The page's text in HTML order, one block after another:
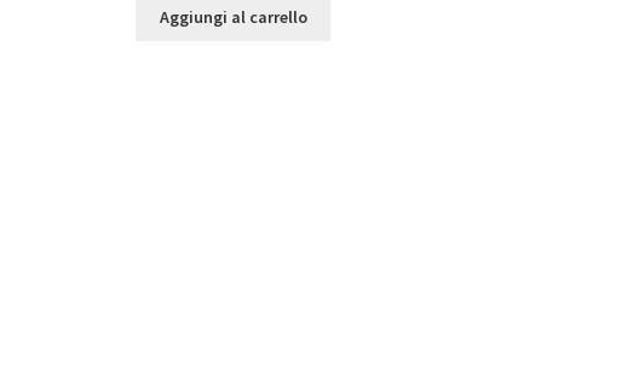
originaleattuale
Aggiungi al carrello